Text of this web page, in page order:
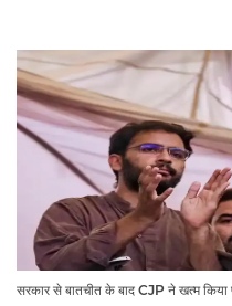
सरकार से बातचीत के बाद CJP ने खत्म किया